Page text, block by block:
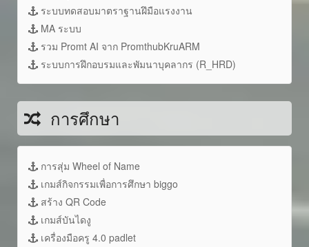
ระบบทดสอบมาตราฐานฝึมือแรงงาน
MA ระบบ
รวม Promt AI จาก PromthubKruARM
ระบบการฝึกอบรมและพัมนาบุคลากร (R_HRD)
การศึกษา
การสุ่ม Wheel of Name
เกมส์กิจกรรมเพื่อการศึกษา biggo
สร้าง QR Code
เกมส์บันไดงู
เครื่องมือครู 4.0 padlet